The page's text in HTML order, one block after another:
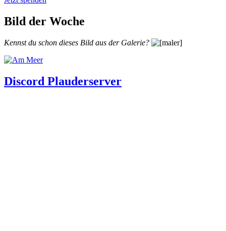
Bild der Woche
Kennst du schon dieses Bild aus der Galerie?
Discord Plauderserver